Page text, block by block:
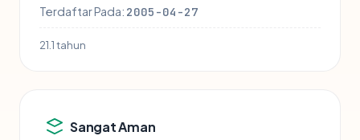
Terdaftar Pada: 2005-04-27
21.1 tahun
Sangat Aman